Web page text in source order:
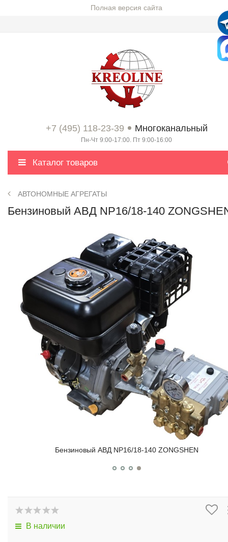
Полная версия сайта
+7 (495) 118-23-39 Многоканальный
Пн-Чт 9:00-17:00. Пт 9:00-16:00
Каталог товаров
АВТОНОМНЫЕ АГРЕГАТЫ
Бензиновый АВД NP16/18-140
Бензиновый АВД NP16/18-140 ZONGSHEN
В наличии